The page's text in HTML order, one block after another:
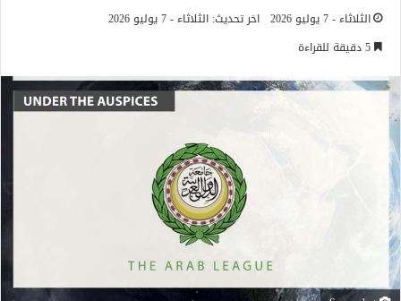
الثلاثاء - 7 يوليو 2026
اخر تحديث: الثلاثاء - 7 يوليو 2026